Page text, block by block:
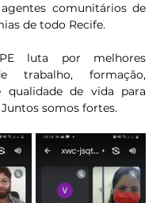
comunitários de
de todo Recife.
PE luta por melhores
trabalho, formação,
qualidade de vida para
somos fortes.